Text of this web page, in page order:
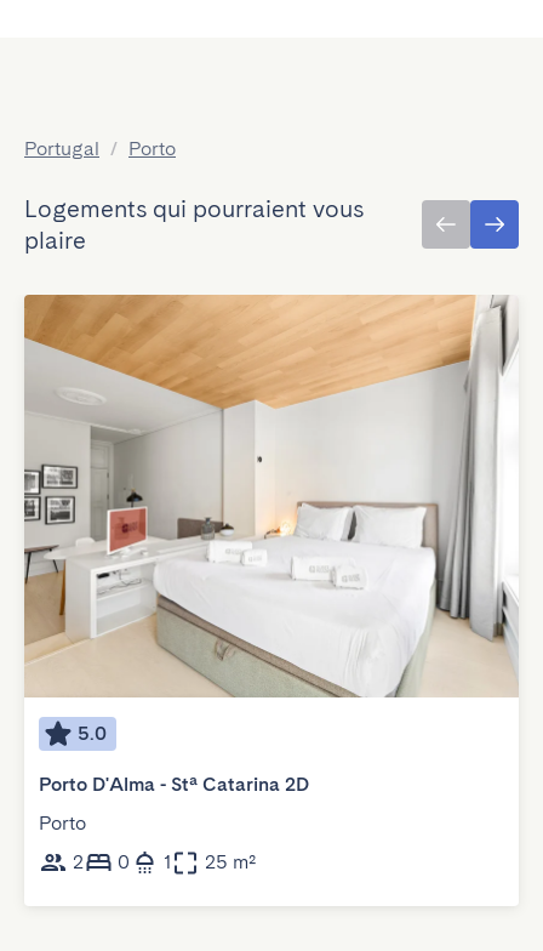
Portugal / Porto
Logements qui pourraient vous
plaire
5.0
Porto D'Alma - Stª Catarina 2D
Porto
2
0 1 25 m²